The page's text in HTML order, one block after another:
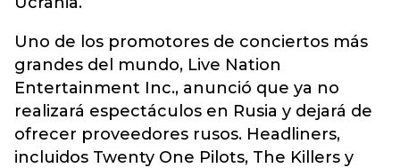
Uno de los promotores de conciertos más
grandes del mundo, Live Nation
Entertainment Inc., anunció que ya no
realizará espectáculos en Rusia y dejará de
ofrecer proveedores rusos. Headliners,
incluidos Twenty One Pilots, The Killers y